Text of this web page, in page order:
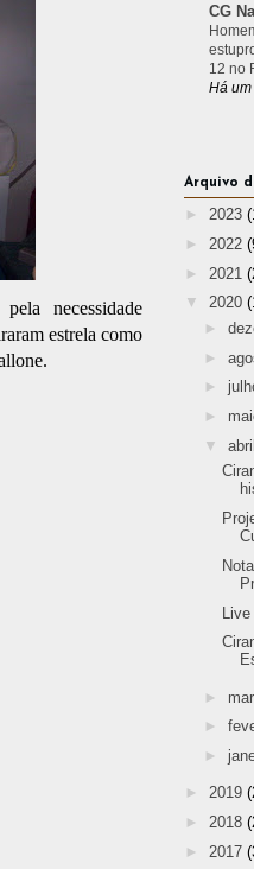
necessidade
estrela como
CG
12 no
Há
Arquivo
► 2023
► 2022
► 2021
▼ 2020
►
►
►
►
▼ abril
►
►
►
► 2019
► 2018
► 2017